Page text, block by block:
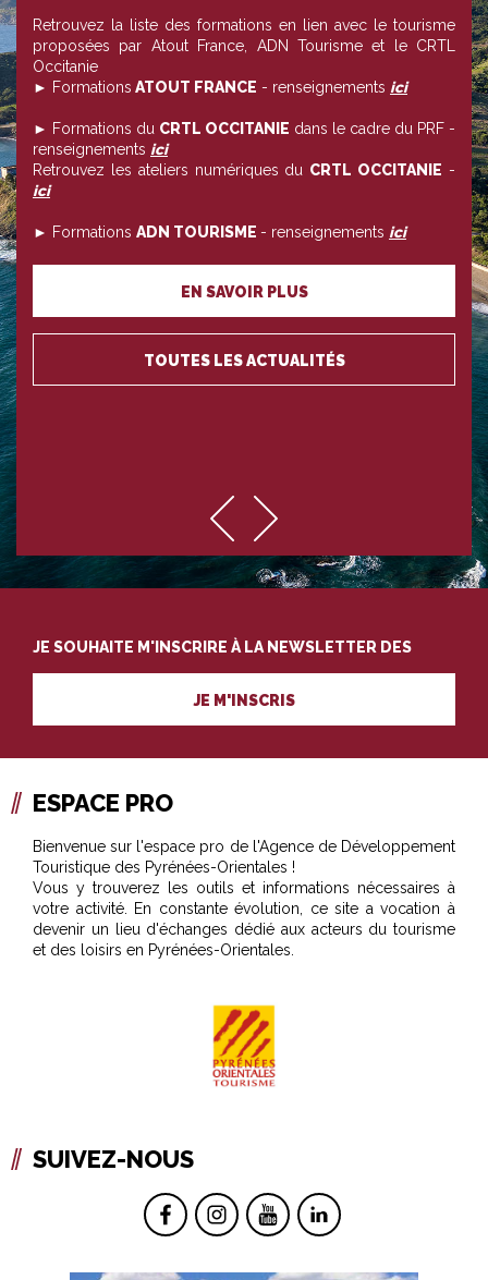
Retrouvez la liste des formations en lien avec le tourisme
proposées par Atout France, ADN Tourisme et le CRTL
Occitanie
► Formations ATOUT FRANCE - renseignements ici
► Formations du CRTL OCCITANIE dans le cadre du PRF -
renseignements ici
Retrouvez les ateliers numériques du CRTL OCCITANIE -
ici
► Formations ADN TOURISME - renseignements ici
EN SAVOIR PLUS
TOUTES LES ACTUALITÉS
JE SOUHAITE M'INSCRIRE À LA NEWSLETTER DES
PROFESSIONNELS DU TOURISME
JE M'INSCRIS
ESPACE PRO
Bienvenue sur l'espace pro de l'Agence de Développement
Touristique des Pyrénées-Orientales !
Vous y trouverez les outils et informations nécessaires à
votre activité. En constante évolution, ce site a vocation à
devenir un lieu d'échanges dédié aux acteurs du tourisme
et des loisirs en Pyrénées-Orientales.
SUIVEZ-NOUS